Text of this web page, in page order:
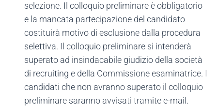
selezione. Il colloquio preliminare è obbligatorio
e la mancata partecipazione del candidato
costituirà motivo di esclusione dalla procedura
selettiva. Il colloquio preliminare si intenderà
superato ad insindacabile giudizio della società
di recruiting e della Commissione esaminatrice. I
candidati che non avranno superato il colloquio
preliminare saranno avvisati tramite e-mail.